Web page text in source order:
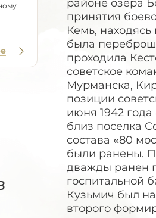
районе озера
принятия
Кемь,
была
проходила
советское
Мурманска,
позиции
июня 1942
близ поселка
состава «80
были ранены.
дважды ранен
госпитальной
Кузьмич был
второго